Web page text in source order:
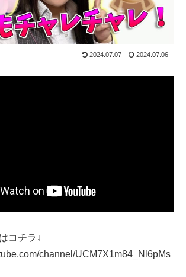
2024.07.07 2024.07.06
コチラ↓
channel/UCM7X1m84_Nl6pMs